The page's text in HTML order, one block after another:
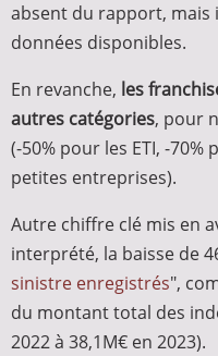
absent du rapport, mais
données disponibles.
En revanche, les
autres catégories, pour
(-50% pour les ETI, -70%
petites entreprises).
Autre chiffre clé mis en
interprété, la baisse de
sinistre enregistrés",
du montant total des
2022 à 38,1M€ en 2023).